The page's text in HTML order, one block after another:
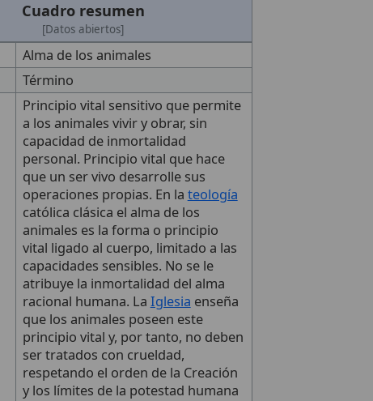
Cuadro resumen
[Datos abiertos]
Alma de los animales
Término
Principio vital sensitivo que permite
a los animales vivir y obrar, sin
capacidad de inmortalidad
personal. Principio vital que hace
que un ser vivo desarrolle sus
operaciones propias. En la teología
católica clásica el alma de los
animales es la forma o principio
vital ligado al cuerpo, limitado a las
capacidades sensibles. No se le
atribuye la inmortalidad del alma
racional humana. La Iglesia enseña
que los animales poseen este
principio vital y, por tanto, no deben
ser tratados con crueldad,
respetando el orden de la Creación
y los límites de la potestad humana